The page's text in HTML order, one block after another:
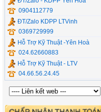
0904112779
ĐT/Zalo KDPP LTVinh
0369729999
Hỗ Trợ Kỹ Thuật -Yên Hoà
024.62660883
Hỗ Trợ Kỹ Thuật - LTV
04.66.56.24.45